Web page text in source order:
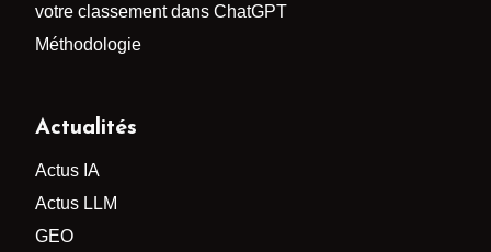
votre classement dans ChatGPT
Méthodologie
Actualités
Actus IA
Actus LLM
GEO